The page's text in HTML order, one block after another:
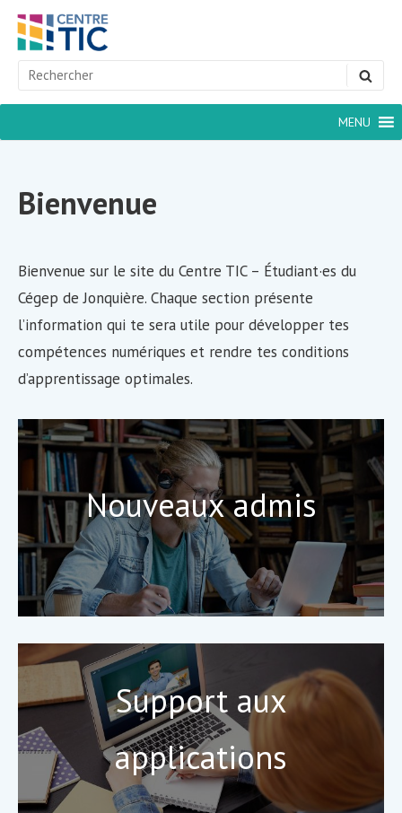
Skip
content
Search
for:
Site
Navigation
MENU
Bienvenue
Bienvenue sur le site du Centre TIC – Étudiant·es du
Cégep de Jonquière. Chaque section présente
l’information qui te sera utile pour développer tes
compétences numériques et rendre tes conditions
d’apprentissage optimales.
Nouveaux admis
Support aux
applications